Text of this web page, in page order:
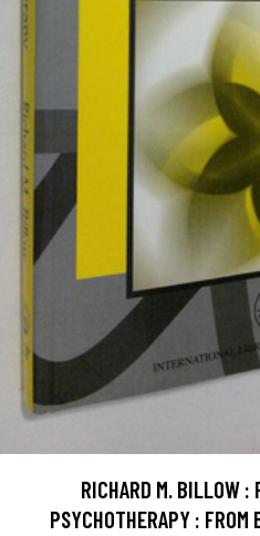
RICHARD M. BILLOW :
PSYCHOTHERAPY : FROM